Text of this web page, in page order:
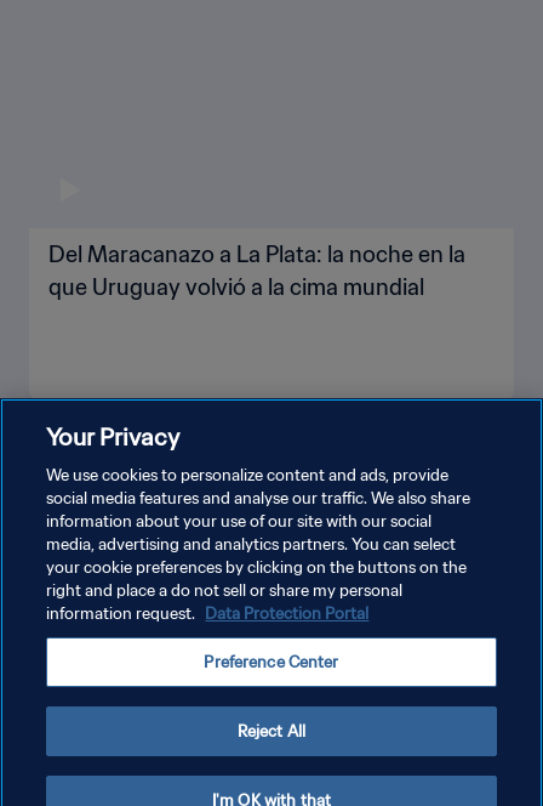
Del Maracanazo a La Plata: la noche en la
que Uruguay volvió a la cima mundial
POLÍTICA DE PRIVACIDAD
AJUSTAR LA CONFIGURACIÓN DE LAS COOKIES
Copyright © 1994 - 2026 FIFA. Todos los derechos reservados.
Your Privacy
We use cookies to personalize content and ads, provide
social media features and analyse our traffic. We also share
information about your use of our site with our social
media, advertising and analytics partners. You can select
your cookie preferences by clicking on the buttons on the
right and place a do not sell or share my personal
information request. Data Protection Portal
Preference Center
Reject All
I'm OK with that